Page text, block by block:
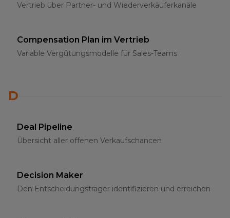
Vertrieb über Partner- und Wiederverkäuferkanäle
Compensation Plan im Vertrieb
Variable Vergütungsmodelle für Sales-Teams
D
Deal Pipeline
Übersicht aller offenen Verkaufschancen
Decision Maker
Den Entscheidungsträger identifizieren und erreichen